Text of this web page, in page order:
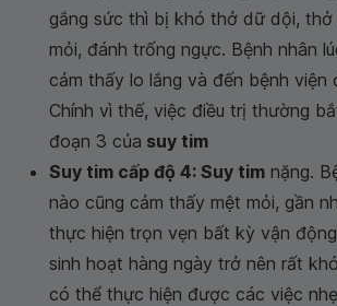
gắng sức thì bị khó thở dữ dội, thở
mỏi, đánh trống ngực. Bệnh nhân
cảm thấy lo lắng và đến bệnh viện
Chính vì thế, việc điều trị thường
đoạn 3 của suy tim
Suy tim cấp độ 4: Suy tim nặng.
nào cũng cảm thấy mệt mỏi, gần
thực hiện trọn vẹn bất kỳ vận
sinh hoạt hàng ngày trở nên rất
có thể thực hiện được các việc